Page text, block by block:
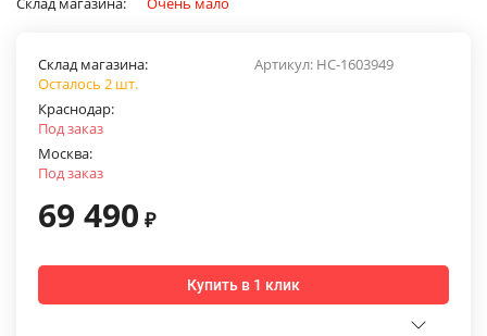
Артикул: НС-1603949
Склад магазина:
Осталось 2 шт.
Краснодар:
Под заказ
Москва:
Под заказ
69 490 ₽
Купить в 1 клик